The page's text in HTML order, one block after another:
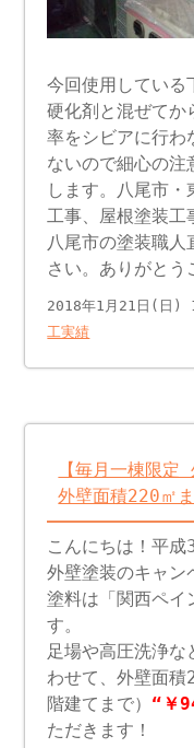
今回使用している
硬化剤と混ぜてか
率をシビアに行わ
ないので細心の注
します。八尾市
工事、屋根塗装工
八尾市の塗装職
さい。ありがと
2018年1月21日(日)
工実績
【毎月一棟限定
外壁面積220㎡
こんにちは！平
外壁塗装のキャン
塗料は「関西ペ
す。
足場や高圧洗浄な
わせて、外壁面
階建てまで） “￥
ただきます！